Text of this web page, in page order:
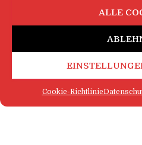
ALLE
Cookie-Richtlinie